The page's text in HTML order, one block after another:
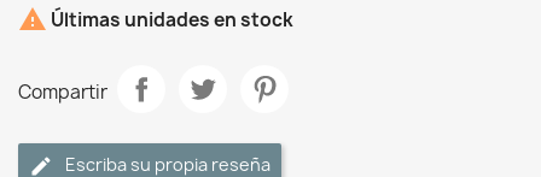
 Últimas unidades en stock
Compartir
Escriba su propia reseña